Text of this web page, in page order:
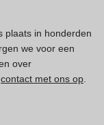
plaats in honderden
we voor een
over
contact met ons op.